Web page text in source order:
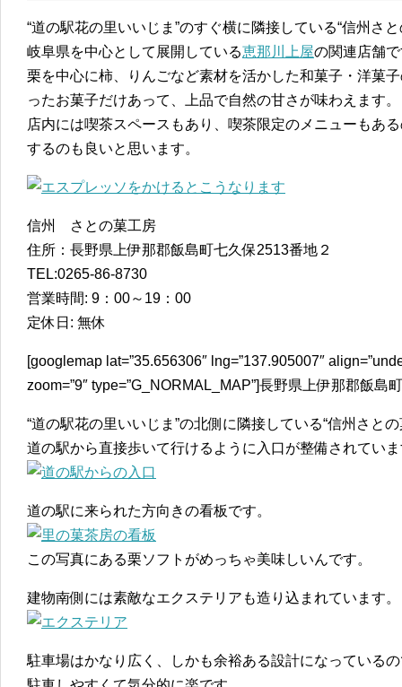
“道の駅花の里いいじま”のすぐ横に隣接している“信州さ
岐阜県を中心として展開している恵那川上屋の関連店舗
栗を中心に柿、りんごなど素材を活かした和菓子・洋菓
ったお菓子だけあって、上品で自然の甘さが味わえます。
店内には喫茶スペースもあり、喫茶限定のメニューもあ
するのも良いと思います。
信州 さとの菓工房
住所：長野県上伊那郡飯島町七久保2513番地２
TEL:0265-86-8730‎
営業時間: 9：00～19：00
定休日: 無休
[googlemap lat=”35.656306″ lng=”137.905007″
zoom=”9″ type=”G_NORMAL_MAP”]長野県上伊那郡飯島
“道の駅花の里いいじま”の北側に隣接している“信州さとの
道の駅から直接歩いて行けるように入口が整備されてい
道の駅に来られた方向きの看板です。
この写真にある栗ソフトがめっちゃ美味しいんです。
建物南側には素敵なエクステリアも造り込まれています。
駐車場はかなり広く、しかも余裕ある設計になっている